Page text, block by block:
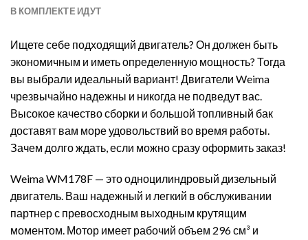
В КОМПЛЕКТЕ ИДУТ
Ищете себе подходящий двигатель? Он должен быть
экономичным и иметь определенную мощность? Тогда
вы выбрали идеальный вариант! Двигатели Weima
чрезвычайно надежны и никогда не подведут вас.
Высокое качество сборки и большой топливный бак
доставят вам море удовольствий во время работы.
Зачем долго ждать, если можно сразу оформить заказ!
Weima WM178F — это одноцилиндровый дизельный
двигатель. Ваш надежный и легкий в обслуживании
партнер с превосходным выходным крутящим
моментом. Мотор имеет рабочий объем 296 см³ и